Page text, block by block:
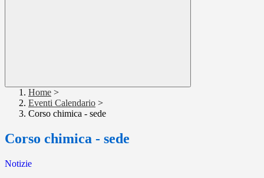
Home >
Eventi Calendario >
Corso chimica - sede
Corso chimica - sede
Notizie